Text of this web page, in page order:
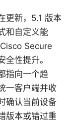
更新，5.1 版本
和自定义能
Secure
性提升。
指向一个趋
一客户端并收
确认当前设备
版本或错过重